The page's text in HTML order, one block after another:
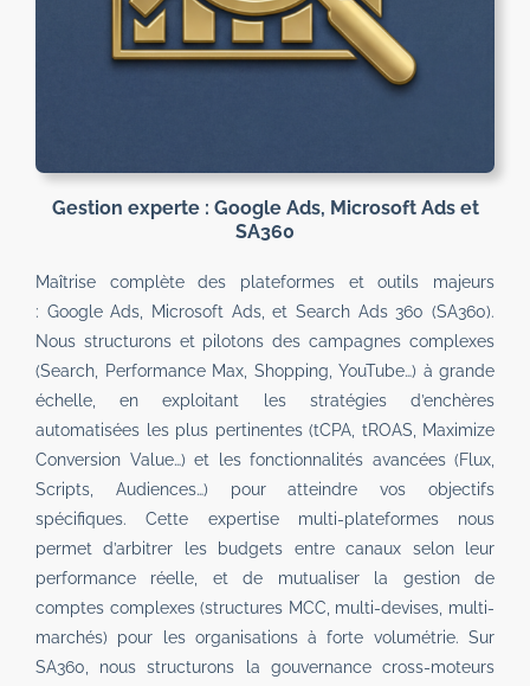
Gestion experte : Google Ads, Microsoft Ads et
SA360
Maîtrise complète des plateformes et outils majeurs
: Google Ads, Microsoft Ads, et Search Ads 360 (SA360).
Nous structurons et pilotons des campagnes complexes
(Search, Performance Max, Shopping, YouTube…) à grande
échelle, en exploitant les stratégies d’enchères
automatisées les plus pertinentes (tCPA, tROAS, Maximize
Conversion Value…) et les fonctionnalités avancées (Flux,
Scripts, Audiences…) pour atteindre vos objectifs
spécifiques. Cette expertise multi-plateformes nous
permet d’arbitrer les budgets entre canaux selon leur
performance réelle, et de mutualiser la gestion de
comptes complexes (structures MCC, multi-devises, multi-
marchés) pour les organisations à forte volumétrie. Sur
SA360, nous structurons la gouvernance cross-moteurs